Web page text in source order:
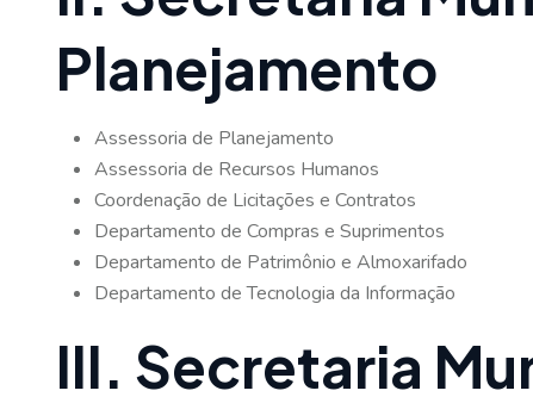
Planejamento
Assessoria de Planejamento
Assessoria de Recursos Humanos
Coordenação de Licitações e Contratos
Departamento de Compras e Suprimentos
Departamento de Patrimônio e Almoxarifado
Departamento de Tecnologia da Informação
III. Secretaria